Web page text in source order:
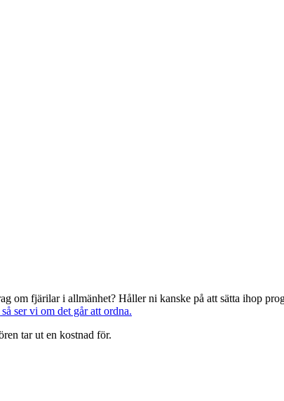
om fjärilar i allmänhet? Håller ni kanske på att sätta ihop
ser vi om det går att ordna.
tar ut en kostnad för.